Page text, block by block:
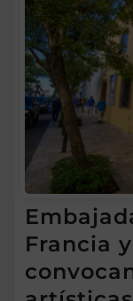
Francia